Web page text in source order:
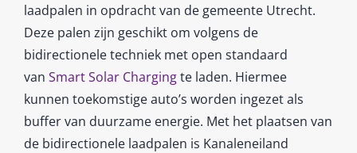
laadpalen in opdracht van de gemeente Utrecht.
Deze palen zijn geschikt om volgens de
bidirectionele techniek met open standaard
van Smart Solar Chargingte laden. Hiermee
kunnen toekomstige auto’s worden ingezet als
buffer van duurzame energie. Met het plaatsen van
de bidirectionele laadpalen is Kanaleneiland